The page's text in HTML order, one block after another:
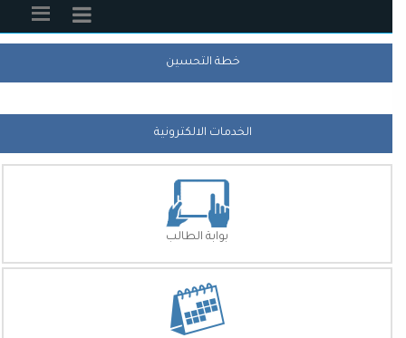
خطة التحسين
الخدمات الالكترونية
بوابة الطالب